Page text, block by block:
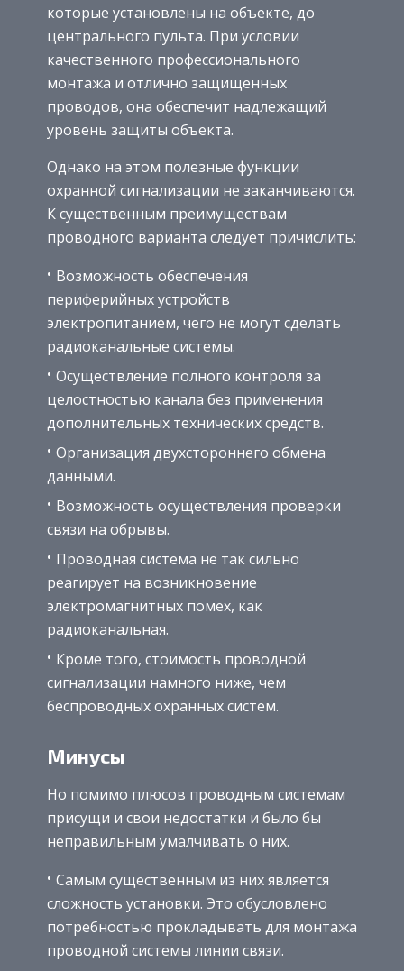
которые установлены на объекте, до
центрального пульта. При условии
качественного профессионального
монтажа и отлично защищенных
проводов, она обеспечит надлежащий
уровень защиты объекта.
Однако на этом полезные функции
охранной сигнализации не заканчиваются.
К существенным преимуществам
проводного варианта следует причислить:
Возможность обеспечения
периферийных устройств
электропитанием, чего не могут сделать
радиоканальные системы.
Осуществление полного контроля за
целостностью канала без применения
дополнительных технических средств.
Организация двухстороннего обмена
данными.
Возможность осуществления проверки
связи на обрывы.
Проводная система не так сильно
реагирует на возникновение
электромагнитных помех, как
радиоканальная.
Кроме того, стоимость проводной
сигнализации намного ниже, чем
беспроводных охранных систем.
Минусы
Но помимо плюсов проводным системам
присущи и свои недостатки и было бы
неправильным умалчивать о них.
Самым существенным из них является
сложность установки. Это обусловлено
потребностью прокладывать для монтажа
проводной системы линии связи.